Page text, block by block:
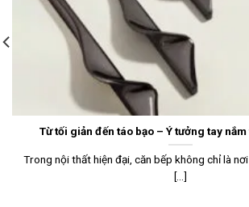
Từ tối giản đến táo bạo – Ý tưởng tay
Trong nội thất hiện đại, căn bếp không chỉ là
[...]